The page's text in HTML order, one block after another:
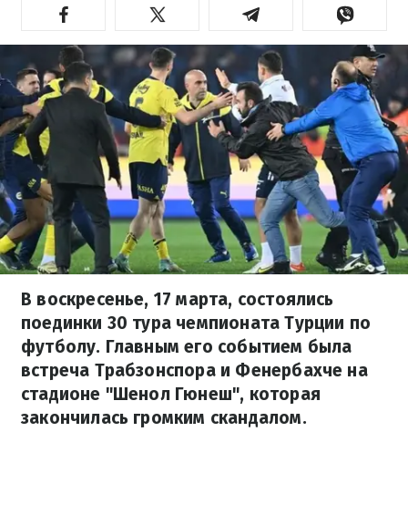
В воскресенье, 17 марта, состоялись
поединки 30 тура чемпионата Турции по
футболу. Главным его событием была
встреча Трабзонспора и Фенербахче на
стадионе "Шенол Гюнеш", которая
закончилась громким скандалом.